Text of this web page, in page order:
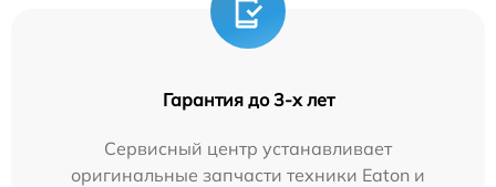
Гарантия до 3-х лет
Сервисный центр устанавливает
оригинальные запчасти техники Eaton и